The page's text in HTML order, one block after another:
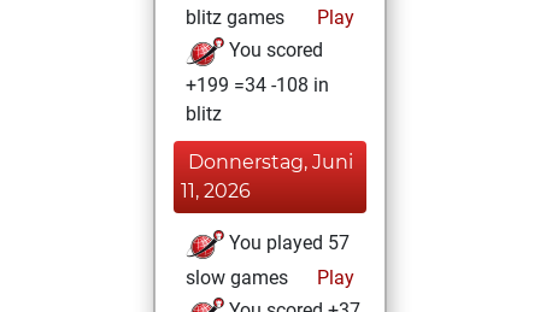
blitz games
Play
You scored
+199 =34 -108 in
blitz
Donnerstag, Juni
11, 2026
You played 57
slow games
Play